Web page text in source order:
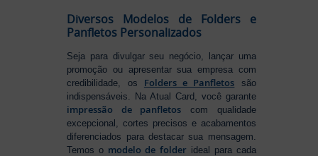
Diversos Modelos de Folders e
Panfletos Personalizados
Seja para divulgar seu negócio, lançar uma
promoção ou apresentar sua empresa com
credibilidade, os Folders e Panfletos são
indispensáveis. Na Atual Card, você garante
impressão de panfletos com qualidade
excepcional, cortes precisos e acabamentos
diferenciados para destacar sua mensagem.
Temos o modelo de folder ideal para cada